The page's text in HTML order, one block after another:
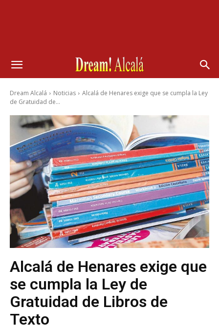
Dream Alcalá Noticias
Alcalá de Henares exige que se cumpla la Ley
de Gratuidad de...
Alcalá de Henares exige que
se cumpla la Ley de
Gratuidad de Libros de
Texto